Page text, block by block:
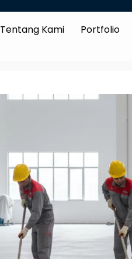
Tentang Kami Portfolio